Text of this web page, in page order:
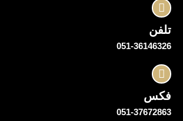
تلفن
051-36146326
فکس
051-37672863